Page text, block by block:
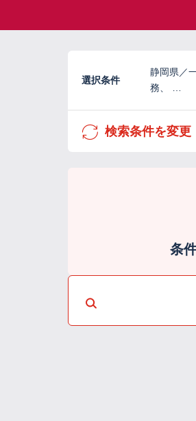
選択条件
静岡県／
務、 …
検索条件を変更
条